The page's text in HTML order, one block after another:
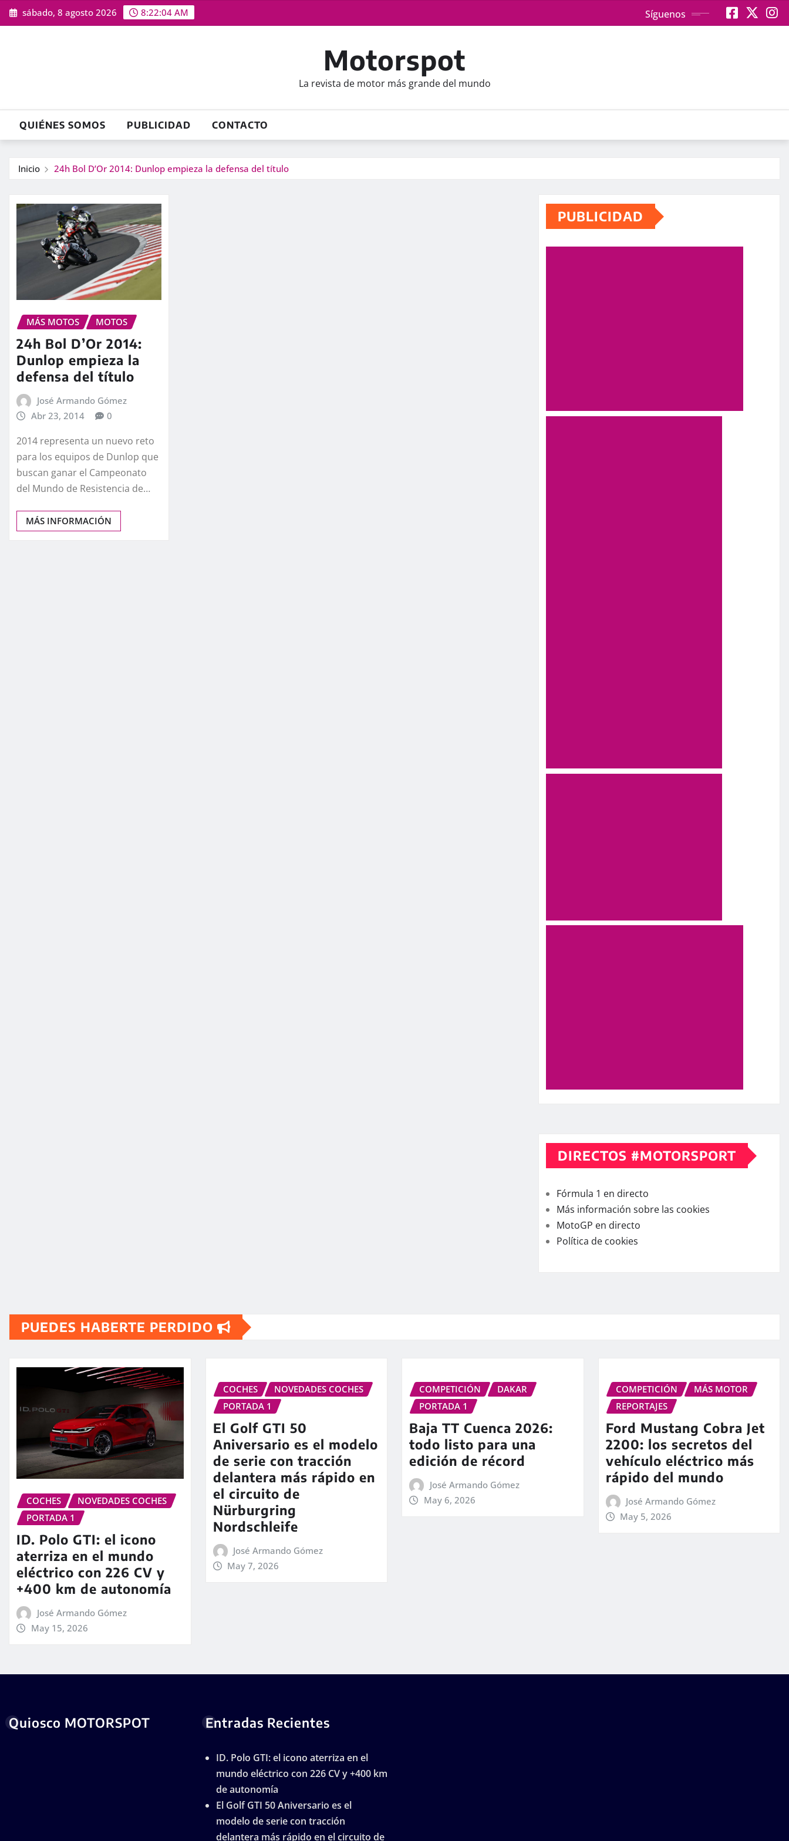
Saltar
al
sábado, 8 agosto 2026 8:22:05 AM Síguenos
Motorspot
La revista de motor más grande del mundo
QUIÉNES SOMOS PUBLICIDAD CONTACTO
Inicio 24h Bol D’Or 2014: Dunlop empieza la defensa del título
MÁS MOTOS MOTOS
24h Bol D’Or 2014:
Dunlop empieza la
defensa del título
José Armando Gómez
Abr 23, 2014
0
2014 representa un nuevo reto
para los equipos de Dunlop que
buscan ganar el Campeonato
del Mundo de Resistencia de…
MÁS INFORMACIÓN
PUBLICIDAD
DIRECTOS #MOTORSPORT
Fórmula 1 en directo
Más información sobre las cookies
MotoGP en directo
Política de cookies
PUEDES HABERTE PERDIDO
COCHES
NOVEDADES COCHES
PORTADA 1
ID. Polo GTI: el icono
aterriza en el mundo
eléctrico con 226 CV y
+400 km de autonomía
José Armando Gómez
May 15, 2026
COCHES
NOVEDADES COCHES
PORTADA 1
El Golf GTI 50
Aniversario es el modelo
de serie con tracción
delantera más rápido en
el circuito de
Nürburgring
Nordschleife
José Armando Gómez
May 7, 2026
COMPETICIÓN
DAKAR
PORTADA 1
Baja TT Cuenca 2026:
todo listo para una
edición de récord
José Armando Gómez
May 6, 2026
COMPETICIÓN
MÁS MOTOR
REPORTAJES
Ford Mustang Cobra Jet
2200: los secretos del
vehículo eléctrico más
rápido del mundo
José Armando Gómez
May 5, 2026
Quiosco MOTORSPOT Entradas Recientes
ID. Polo GTI: el icono aterriza en el
mundo eléctrico con 226 CV y +400 km
de autonomía
El Golf GTI 50 Aniversario es el
modelo de serie con tracción
delantera más rápido en el circuito de